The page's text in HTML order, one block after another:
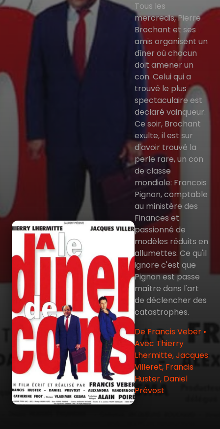
Tous les
mercredis, Pierre
Brochant et ses
amis organisent un
dîner où chacun
doit amener un
con. Celui qui a
trouvé le plus
spectaculaire est
declaré vainqueur.
Ce soir, Brochant
exulte, il est sur
d'avoir trouvé la
perle rare, un con
de classe
mondiale: Francois
Pignon, comptable
au ministère des
Finances et
passionné de
modèles réduits en
allumettes. Ce qu'il
ignore c'est que
Pignon est passe
maître dans l'art
de déclencher des
catastrophes.
De Francis Veber •
Avec Thierry
Lhermitte, Jacques
Villeret, Francis
Huster, Daniel
Prévost